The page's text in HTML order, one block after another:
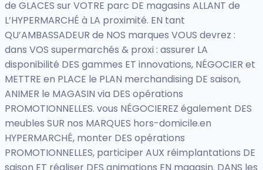
de GLACES sur VOTRE parc DE magasins ALLANT de
L’HYPERMARCHÉ à LA proximité. EN tant
QU’AMBASSADEUR de NOS marques VOUS devrez :
dans VOS supermarchés & proxi : assurer LA
disponibilité DES gammes ET innovations, NÉGOCIER et
METTRE en PLACE le PLAN merchandising DE saison,
ANIMER le MAGASIN via DES opérations
PROMOTIONNELLES. vous NÉGOCIEREZ également DES
meubles SUR nos MARQUES hors-domicile.en
HYPERMARCHÉ, monter DES opérations
PROMOTIONNELLES, participer AUX réimplantations DE